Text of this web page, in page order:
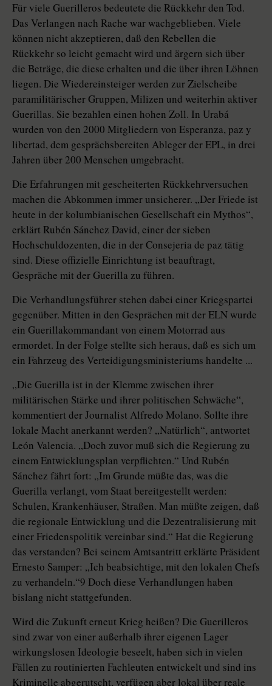
Für viele Guerilleros bedeutete die Rückkehr den Tod.
Das Verlangen nach Rache war wachgeblieben. Viele
können nicht akzeptieren, daß den Rebellen die
Rückkehr so leicht gemacht wird und ärgern sich über
die Beträge, die diese erhalten und die über ihren Löhnen
liegen. Die Wiedereinsteiger werden zur Zielscheibe
paramilitärischer Gruppen, Milizen und weiterhin aktiver
Guerillas. Sie bezahlen einen hohen Zoll. In Urabá
wurden von den 2000 Mitgliedern von Esperanza, paz y
libertad, dem gesprächsbereiten Ableger der EPL, in drei
Jahren über 200 Menschen umgebracht.
Die Erfahrungen mit gescheiterten Rückkehrversuchen
machen die Abkommen immer unsicherer. „Der Friede ist
heute in der kolumbianischen Gesellschaft ein Mythos“,
erklärt Rubén Sánchez David, einer der sieben
Hochschuldozenten, die in der Consejeria de paz tätig
sind. Diese offizielle Einrichtung ist beauftragt,
Gespräche mit der Guerilla zu führen.
Die Verhandlungsführer stehen dabei einer Kriegspartei
gegenüber. Mitten in den Gesprächen mit der ELN wurde
ein Guerillakommandant von einem Motorrad aus
ermordet. In der Folge stellte sich heraus, daß es sich um
ein Fahrzeug des Verteidigungsministeriums handelte ...
„Die Guerilla ist in der Klemme zwischen ihrer
militärischen Stärke und ihrer politischen Schwäche“,
kommentiert der Journalist Alfredo Molano. Sollte ihre
lokale Macht anerkannt werden? „Natürlich“, antwortet
León Valencia. „Doch zuvor muß sich die Regierung zu
einem Entwicklungsplan verpflichten.“ Und Rubén
Sánchez fährt fort: „Im Grunde müßte das, was die
Guerilla verlangt, vom Staat bereitgestellt werden:
Schulen, Krankenhäuser, Straßen. Man müßte zeigen, daß
die regionale Entwicklung und die Dezentralisierung mit
einer Friedenspolitik vereinbar sind.“ Hat die Regierung
das verstanden? Bei seinem Amtsantritt erklärte Präsident
Ernesto Samper: „Ich beabsichtige, mit den lokalen Chefs
zu verhandeln.“9 Doch diese Verhandlungen haben
bislang nicht stattgefunden.
Wird die Zukunft erneut Krieg heißen? Die Guerilleros
sind zwar von einer außerhalb ihrer eigenen Lager
wirkungslosen Ideologie beseelt, haben sich in vielen
Fällen zu routinierten Fachleuten entwickelt und sind ins
Kriminelle abgerutscht, verfügen aber lokal über reale